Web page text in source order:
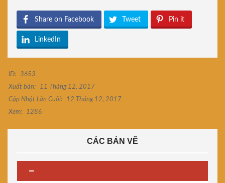
Share on Facebook Tweet Pin it
LinkedIn
ID:
3653
Xuất bản:
11 Tháng 12, 2017
Cập Nhật Lần Cuối:
12 Tháng 12, 2017
Xem:
1286
CÁC BẢN VẼ